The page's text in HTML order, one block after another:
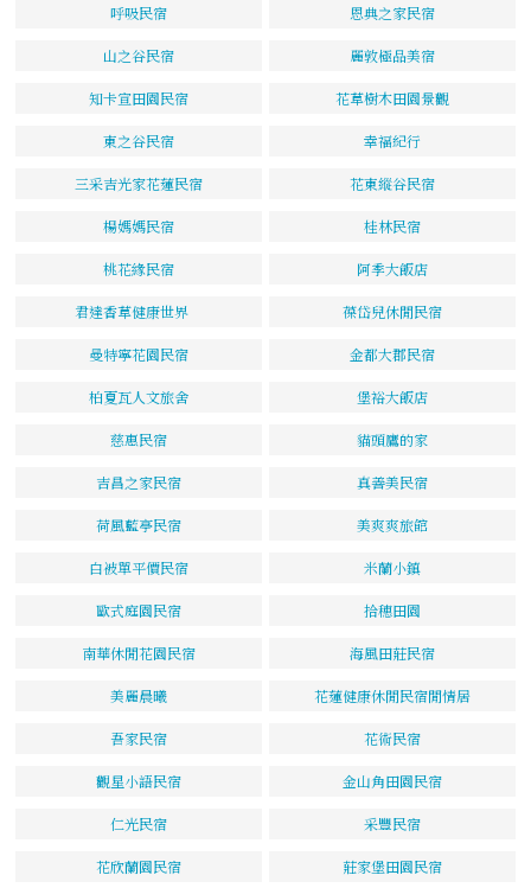
呼吸民宿 恩典之家民宿
山之谷民宿 麗敦極品美宿
知卡宣田園民宿 花草樹木田園景觀
東之谷民宿 幸福紀行
三采吉光家花蓮民宿 花東縱谷民宿
楊媽媽民宿 桂林民宿
桃花緣民宿 阿季大飯店
君達香草健康世界 葆岱兒休閒民宿
曼特寧花園民宿 金都大郡民宿
柏夏瓦人文旅舍 堡裕大飯店
慈惠民宿 貓頭鷹的家
吉昌之家民宿 真善美民宿
荷風藍亭民宿 美爽爽旅館
白被單平價民宿 米蘭小鎮
歐式庭園民宿 拾穗田園
南華休閒花園民宿 海風田莊民宿
美麗晨曦 花蓮健康休閒民宿閒情居
吾家民宿 花術民宿
觀星小語民宿 金山角田園民宿
仁光民宿 采豐民宿
花欣蘭園民宿 莊家堡田園民宿